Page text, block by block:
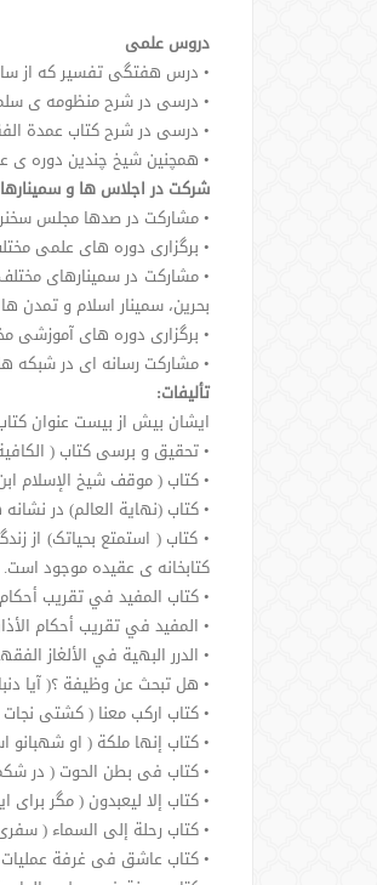
دروس علمی
• درس هفتگی تفسیر که از سال 1427 هـ در مسجد جامع الدخیل در شهر ریاض برگزار می شود و بین 400 تا 600 دانشجو درآن شرکت
• درسی در شرح منظومه ی سلم الوصول که از سال 1422 هـ در
• درسی در شرح کتاب عمدة الفقه که از سال 1422 هـ در مسجد جامع الدخیل در شهر ریاض
• همچنین شیخ چندین دوره ی
شرکت در اجلاس ها و سمینارها
• مشارکت در صدها مجلس
• برگزاری دوره های علمی
• مشارکت در سمینارهای
بحرین، سمینار اسلام و تمدن
• برگزاری دوره های آموزشی
• مشارکت رسانه ای در شبکه
تألیفات:
ایشان بیش از بیست عنوان
• تحقیق و برسی کتاب (
• کتاب ( موقف شیخ الإسلام
• کتاب (نهایة العالم) در نشانه های قیامت که در 100 روز اول پس از چاپ کتاب بیش از 320 هزار نسخه ی آن
کتابخانه ی عقیده موجود است.
• کتاب المفيد في تقريب
• المفيد في تقريب أحكام
• الدرر البهية في الألغاز
• هل تبحث عن وظيفة ؟( آیا
• کتاب ارکب معنا ( کشتی
• کتاب إنها ملکة ( او
• کتاب فی بطن الحوت ( در
• کتاب إلا لیعبدون ( مگر
• کتاب رحلة إلی السماء (
• کتاب عاشق فی غرفة عملیات ( عاشقی در